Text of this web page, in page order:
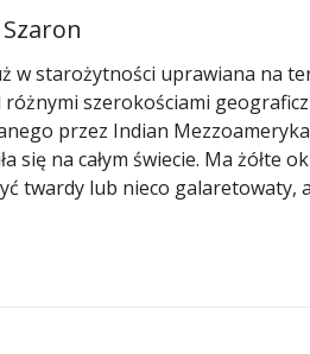
w starożytności uprawiana na
różnymi szerokościami
przez Indian
się na całym świecie. Ma żółte
twardy lub nieco galaretowaty, a